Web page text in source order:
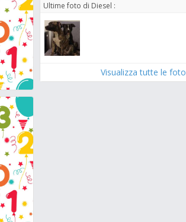
Ultime foto di Diesel :
Visualizza tutte le foto